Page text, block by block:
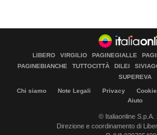
LIBERO VIRGILIO PAGINEGIALLE
PAGINEBIANCHE
TUTTOCITTÀ DILEI
SUPEREVA
Chi siamo Note Legali Privacy
Aiuto
© Italiaonline S.p.A.
Direzione e coordinamento di